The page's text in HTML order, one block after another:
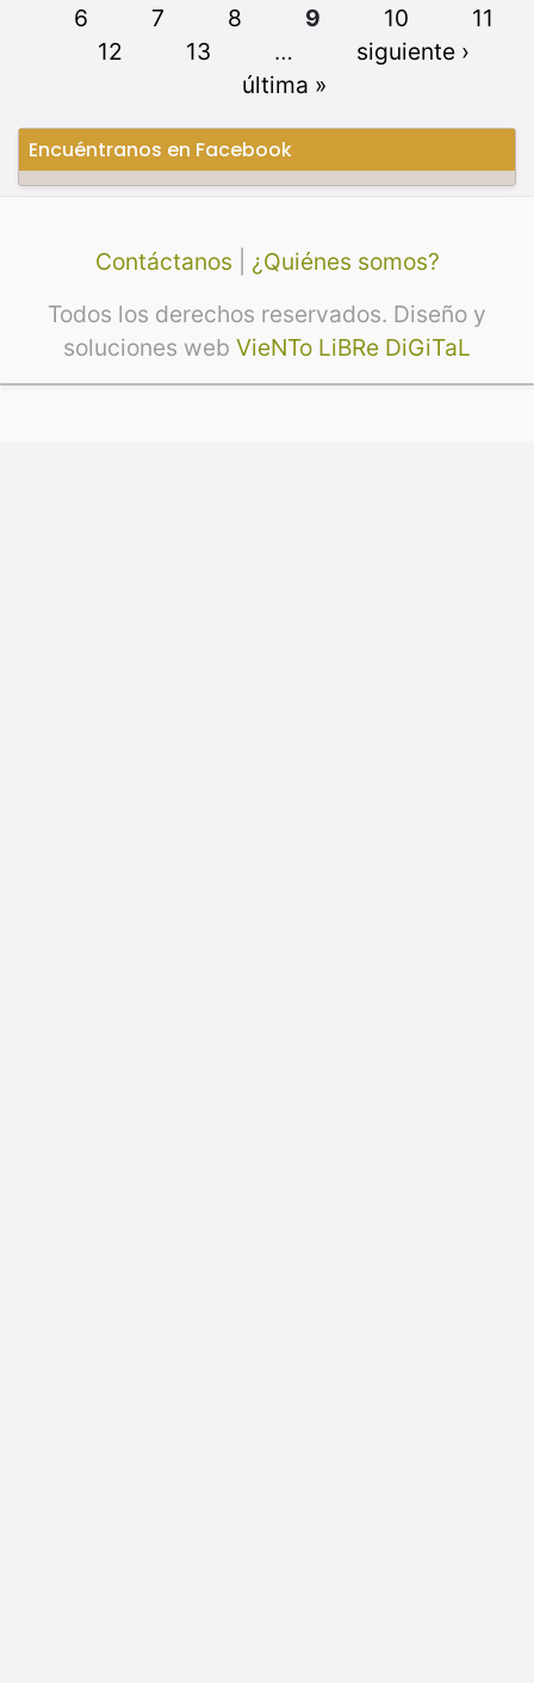
6
7 8 9 10
11
12
13 …
siguiente ›
última »
Encuéntranos en Facebook
Contáctanos
¿Quiénes somos?
Todos los derechos reservados. Diseño y
soluciones web VieNTo LiBRe DiGiTaL